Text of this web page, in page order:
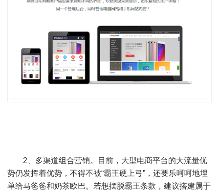
2 、多渠道组合营销。目前，大型电商平台的大流量优
势仍发挥着优势，不得不被“霸王硬上弓” ，还要乐呵呵地埋
单给马爸爸和奶茶欧巴。若想摆脱霸王条款，建议搭建属于